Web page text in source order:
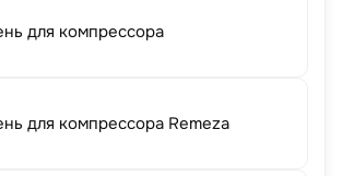
для компрессора
для компрессора Remeza